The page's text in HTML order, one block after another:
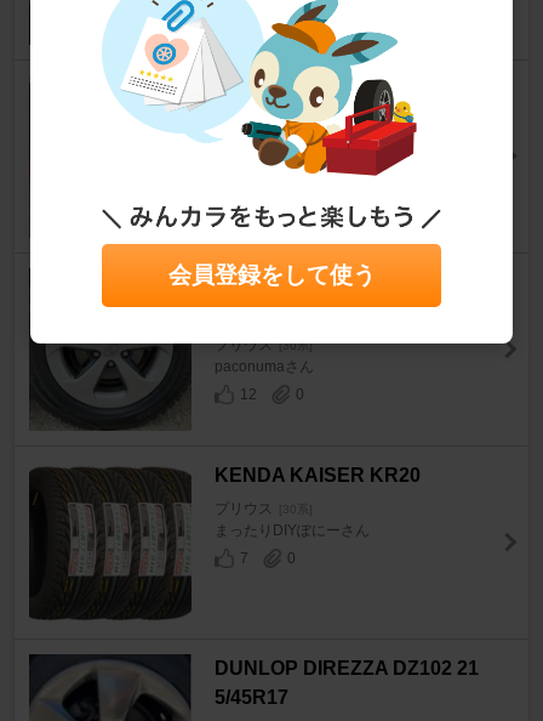
10 1
YOKOHAMA ADVAN FLEVA V
701 205/55R16
プリウス [30系]
Ikeji8485さん
9
DUNLOP WINTER MAXX 02 1
95/65R15
プリウス [30系]
paconumaさん
12
0
KENDA KAISER KR20
プリウス [30系]
まったりDIYぽにーさん
7
0
DUNLOP DIREZZA DZ102 21
5/45R17
会員登録をして使う